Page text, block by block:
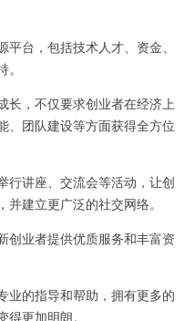
台，包括技术人才、资金、
，不仅要求创业者在经济上
、团队建设等方面获得全方位
讲座、交流会等活动，让创
建立更广泛的社交网络。
业者提供优质服务和丰富资
的指导和帮助，拥有更多的
更加明朗。